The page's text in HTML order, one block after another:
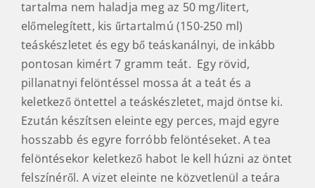
tartalma nem haladja meg az 50 mg/litert,
előmelegített, kis űrtartalmú (150-250 ml)
teáskészletet és egy bő teáskanálnyi, de inkább
pontosan kimért 7 gramm teát. Egy rövid,
pillanatnyi felöntéssel mossa át a teát és a
keletkező öntettel a teáskészletet, majd öntse ki.
Ezután készítsen eleinte egy perces, majd egyre
hosszabb és egyre forróbb felöntéseket. A tea
felöntésekor keletkező habot le kell húzni az öntet
felszínéről. A vizet eleinte ne közvetlenül a teára